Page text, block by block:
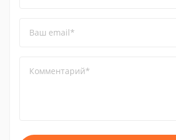
Ваш email*
Комментарий*